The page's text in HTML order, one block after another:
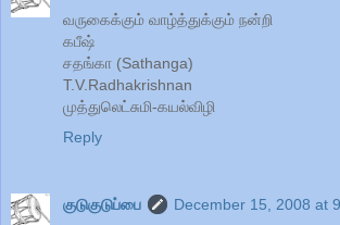
வருகைக்கும் வாழ்த்துக்கும் நன்றி
கபீஷ்
சதங்கா (Sathanga)
T.V.Radhakrishnan
முத்துலெட்சுமி-கயல்விழி
Reply
குடுகுடுப்பை
December 15, 2008 at